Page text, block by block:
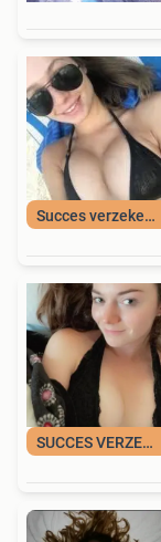
Succes verzekerd!
SUCCES VERZEKERD